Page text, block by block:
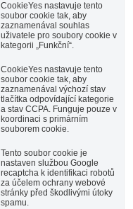
CookieYes nastavuje tento
soubor cookie tak, aby
zaznamenával souhlas
uživatele pro soubory cookie v
kategorii „Funkční“.
CookieYes nastavuje tento
soubor cookie tak, aby
zaznamenával výchozí stav
tlačítka odpovídající kategorie
a stav CCPA. Funguje pouze v
koordinaci s primárním
souborem cookie.
Tento soubor cookie je
nastaven službou Google
recaptcha k identifikaci robotů
za účelem ochrany webové
stránky před škodlivými útoky
spamu.